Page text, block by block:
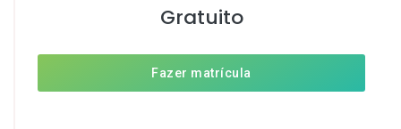
Gratuito
Fazer matrícula